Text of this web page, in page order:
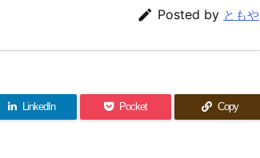
 Posted by ともや
LinkedIn Pocket Copy